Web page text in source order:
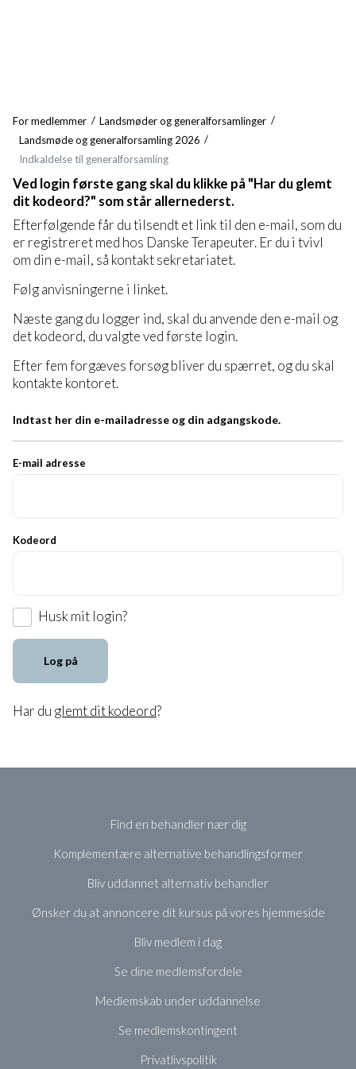
For medlemmer
Landsmøder og generalforsamlinger
Landsmøde og generalforsamling 2026
Indkaldelse til generalforsamling
Ved login første gang skal du klikke på "Har du glemt
dit kodeord?" som står allernederst.
Efterfølgende får du tilsendt et link til den e-mail, som du
er registreret med hos Danske Terapeuter. Er du i tvivl
om din e-mail, så kontakt sekretariatet.
Følg anvisningerne i linket.
Næste gang du logger ind, skal du anvende den e-mail og
det kodeord, du valgte ved første login.
Efter fem forgæves forsøg bliver du spærret, og du skal
kontakte kontoret.
Indtast her din e-mailadresse og din adgangskode.
E-mail adresse
Kodeord
Husk mit login?
Log på
Har du glemt dit kodeord?
Find en behandler nær dig
Komplementære alternative behandlingsformer
Bliv uddannet alternativ behandler
Ønsker du at annoncere dit kursus på vores hjemmeside
Bliv medlem i dag
Se dine medlemsfordele
Medlemskab under uddannelse
Se medlemskontingent
Privatlivspolitik